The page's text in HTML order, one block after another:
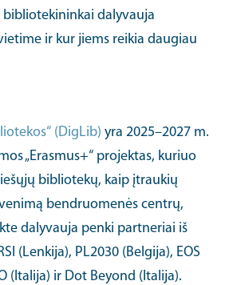
dalyvauja
ir kur jiems reikia daugiau
(DigLib) yra 2025–2027 m.
„Erasmus+“ projektas, kuriuo
bibliotekų, kaip įtraukių
bendruomenės centrų,
dalyvauja penki partneriai iš
(Lenkija), PL2030 (Belgija), EOS
(Italija) ir Dot Beyond (Italija).